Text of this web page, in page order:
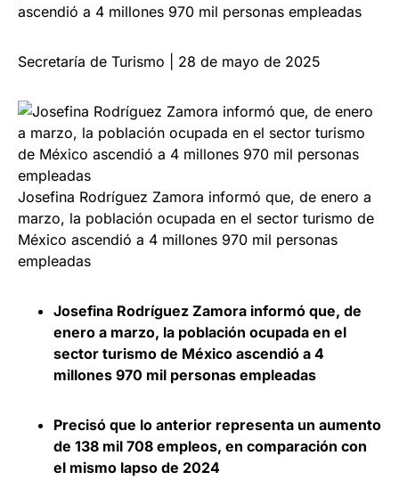
ascendió a 4 millones 970 mil personas empleadas
Secretaría de Turismo | 28 de mayo de 2025
Josefina Rodríguez Zamora informó que, de enero a
marzo, la población ocupada en el sector turismo de
México ascendió a 4 millones 970 mil personas
empleadas
Josefina Rodríguez Zamora informó que, de
enero a marzo, la población ocupada en el
sector turismo de México ascendió a 4
millones 970 mil personas empleadas
Precisó que lo anterior representa un aumento
de 138 mil 708 empleos, en comparación con
el mismo lapso de 2024